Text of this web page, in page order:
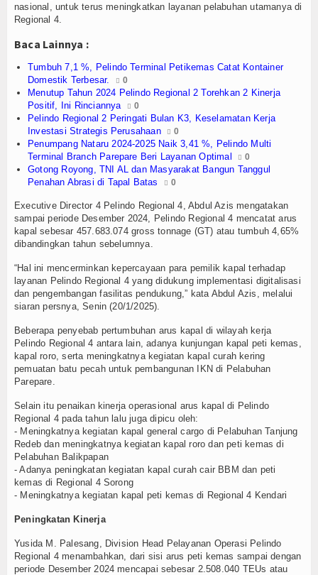
Olahraga
Perhubungan
Religi
Opini
Pelabuhan
Politik
Seni & Budaya
Sorot
Tokoh
TV
Channel
nasional, untuk terus meningkatkan layanan pelabuhan utamanya di
Regional 4.
Baca Lainnya :
Tumbuh 7,1 %, Pelindo Terminal Petikemas Catat Kontainer
Domestik Terbesar.
0
Menutup Tahun 2024 Pelindo Regional 2 Torehkan 2 Kinerja
Positif, Ini Rinciannya
0
Pelindo Regional 2 Peringati Bulan K3, Keselamatan Kerja
Investasi Strategis Perusahaan
0
Penumpang Nataru 2024-2025 Naik 3,41 %, Pelindo Multi
Terminal Branch Parepare Beri Layanan Optimal
0
Gotong Royong, TNI AL dan Masyarakat Bangun Tanggul
Penahan Abrasi di Tapal Batas
0
Executive Director 4 Pelindo Regional 4, Abdul Azis mengatakan
sampai periode Desember 2024, Pelindo Regional 4 mencatat arus
kapal sebesar 457.683.074 gross tonnage (GT) atau tumbuh 4,65%
dibandingkan tahun sebelumnya.
“Hal ini mencerminkan kepercayaan para pemilik kapal terhadap
layanan Pelindo Regional 4 yang didukung implementasi digitalisasi
dan pengembangan fasilitas pendukung,” kata Abdul Azis, melalui
siaran persnya, Senin (20/1/2025).
Beberapa penyebab pertumbuhan arus kapal di wilayah kerja
Pelindo Regional 4 antara lain, adanya kunjungan kapal peti kemas,
kapal roro, serta meningkatnya kegiatan kapal curah kering
pemuatan batu pecah untuk pembangunan IKN di Pelabuhan
Parepare.
Selain itu penaikan kinerja operasional arus kapal di Pelindo
Regional 4 pada tahun lalu juga dipicu oleh:
- Meningkatnya kegiatan kapal general cargo di Pelabuhan Tanjung
Redeb dan meningkatnya kegiatan kapal roro dan peti kemas di
Pelabuhan Balikpapan
- Adanya peningkatan kegiatan kapal curah cair BBM dan peti
kemas di Regional 4 Sorong
- Meningkatnya kegiatan kapal peti kemas di Regional 4 Kendari
Peningkatan Kinerja
Yusida M. Palesang, Division Head Pelayanan Operasi Pelindo
Regional 4 menambahkan, dari sisi arus peti kemas sampai dengan
periode Desember 2024 mencapai sebesar 2.508.040 TEUs atau